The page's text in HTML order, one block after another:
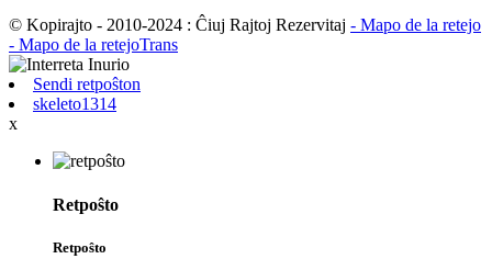
© Kopirajto - 2010-2024 : Ĉiuj Rajtoj Rezervitaj - Mapo de la retejo
- Mapo de la retejoTrans
Sendi retpoŝton
skeleto1314
x
Retpoŝto
Retpoŝto